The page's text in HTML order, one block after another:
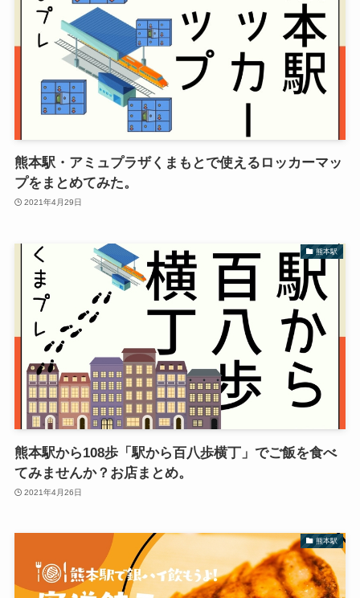
熊本駅・アミュプラザくまもとで使えるロッカーマッ
プをまとめてみた。
2021年4月29日
熊本駅
熊本駅から108歩「駅から百八歩横丁」でご飯を食べ
てみませんか？お店まとめ。
2021年4月26日
熊本駅